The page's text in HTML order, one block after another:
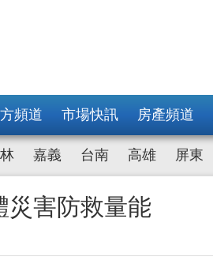
頻道 市場快訊 房產頻道
嘉義 台南 高雄 屏東
害防救量能